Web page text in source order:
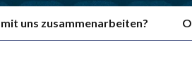
uns zusammenarbeiten?